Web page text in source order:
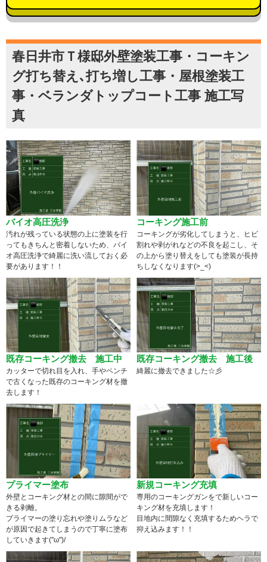
春日井市Ｔ様邸外壁塗装工事・コーキン
グ打ち替え､打ち増し工事・屋根塗装工
事・ベランダトップコート工事 施工写
真
バイオ高圧洗浄
汚れが残っている状態の上に塗装を行
ってもきちんと密着しないため、バイ
オ高圧洗浄で綺麗に洗い流しておく必
要があります！！
コーキング施工前
コーキングが劣化してしまうと、ヒビ
割れや剥がれなどの不良を起こし、そ
の上から塗り替えをしても塗装が長持
ちしなくなります(>_<)
既存コーキング撤去 施工中
カッターで切れ目を入れ、手やペンチ
で古くなった既存のコーキング材を撤
去します！
既存コーキング撤去 施工後
綺麗に撤去できました☆彡
プライマー塗布
外壁とコーキング材との間に隙間がで
きる剥離。
プライマーの塗り忘れや塗りムラなど
が原因で起きてしまうので丁寧に塗布
していきます(''ω'')/
新規コーキング充填
専用のコーキングガンをで新しいコー
キング材を充填します！
目地内に間隙なく充填するためヘラで
抑え込みます！！